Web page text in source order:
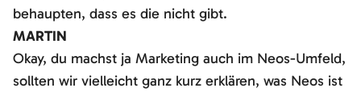
behaupten, dass es die nicht gibt.
MARTIN
Okay, du machst ja Marketing auch im Neos-Umfeld,
sollten wir vielleicht ganz kurz erklären, was Neos ist